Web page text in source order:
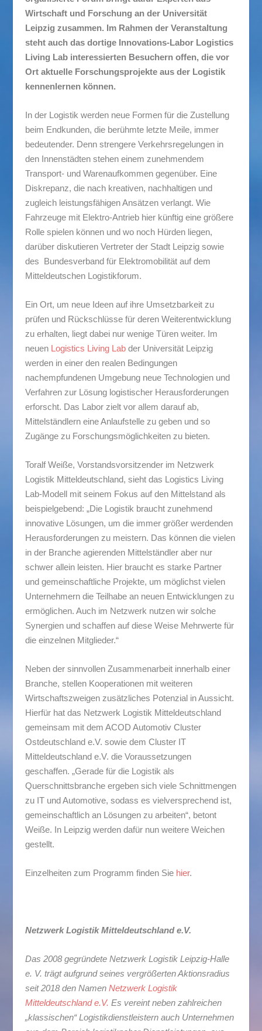
Wirtschaft und Forschung an der Universität
Leipzig zusammen. Im Rahmen der Veranstaltung
steht auch das dortige Innovations-Labor Logistics
Living Lab interessierten Besuchern offen, die vor
Ort aktuelle Forschungsprojekte aus der Logistik
kennenlernen können.
In der Logistik werden neue Formen für die Zustellung
beim Endkunden, die berühmte letzte Meile, immer
bedeutender. Denn strengere Verkehrsregelungen in
den Innenstädten stehen einem zunehmendem
Transport- und Warenaufkommen gegenüber. Eine
Diskrepanz, die nach kreativen, nachhaltigen und
zugleich leistungsfähigen Ansätzen verlangt. Wie
Fahrzeuge mit Elektro-Antrieb hier künftig eine größere
Rolle spielen können und wo noch Hürden liegen,
darüber diskutieren Vertreter der Stadt Leipzig sowie
des Bundesverband für Elektromobilität auf dem
Mitteldeutschen Logistikforum.
Ein Ort, um neue Ideen auf ihre Umsetzbarkeit zu
prüfen und Rückschlüsse für deren Weiterentwicklung
zu erhalten, liegt dabei nur wenige Türen weiter. Im
neuen Logistics Living Labder Universität Leipzig
werden in einer den realen Bedingungen
nachempfundenen Umgebung neue Technologien und
Verfahren zur Lösung logistischer Herausforderungen
erforscht. Das Labor zielt vor allem darauf ab,
Mittelständlern eine Anlaufstelle zu geben und so
Zugänge zu Forschungsmöglichkeiten zu bieten.
Toralf Weiße, Vorstandsvorsitzender im Netzwerk
Logistik Mitteldeutschland, sieht das Logistics Living
Lab-Modell mit seinem Fokus auf den Mittelstand als
beispielgebend: „Die Logistik braucht zunehmend
innovative Lösungen, um die immer größer werdenden
Herausforderungen zu meistern. Das können die vielen
in der Branche agierenden Mittelständler aber nur
schwer allein leisten. Hier braucht es starke Partner
und gemeinschaftliche Projekte, um möglichst vielen
Unternehmern die Teilhabe an neuen Entwicklungen zu
ermöglichen. Auch im Netzwerk nutzen wir solche
Synergien und schaffen auf diese Weise Mehrwerte für
die einzelnen Mitglieder.“
Neben der sinnvollen Zusammenarbeit innerhalb einer
Branche, stellen Kooperationen mit weiteren
Wirtschaftszweigen zusätzliches Potenzial in Aussicht.
Hierfür hat das Netzwerk Logistik Mitteldeutschland
gemeinsam mit dem ACOD Automotiv Cluster
Ostdeutschland e.V. sowie dem Cluster IT
Mitteldeutschland e.V. die Voraussetzungen
geschaffen. „Gerade für die Logistik als
Querschnittsbranche ergeben sich viele Schnittmengen
zu IT und Automotive, sodass es vielversprechend ist,
gemeinschaftlich an Lösungen zu arbeiten“, betont
Weiße. In Leipzig werden dafür nun weitere Weichen
gestellt.
Einzelheiten zum Programm finden Sie hier.
Netzwerk Logistik Mitteldeutschland e.V.
Das 2008 gegründete Netzwerk Logistik Leipzig-Halle
e. V. trägt aufgrund seines vergrößerten Aktionsradius
seit 2018 den Namen Netzwerk Logistik
Mitteldeutschland e.V. Es vereint neben zahlreichen
„klassischen“ Logistikdienstleistern auch Unternehmen